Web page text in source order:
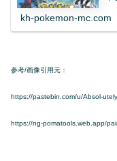
kh-pokemon-mc.com
参考/画像引用元：
https://pastebin.com/u/Absol-utely
https://ng-pomatools.web.app/